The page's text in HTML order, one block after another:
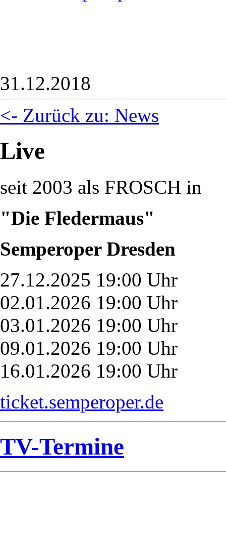
31.12.2018
<- Zurück zu: News
Live
seit 2003 als FROSCH in
"Die Fledermaus"
Semperoper Dresden
27.12.2025 19:00 Uhr
02.01.2026 19:00 Uhr
03.01.2026 19:00 Uhr
09.01.2026 19:00 Uhr
16.01.2026 19:00 Uhr
ticket.semperoper.de
TV-Termine